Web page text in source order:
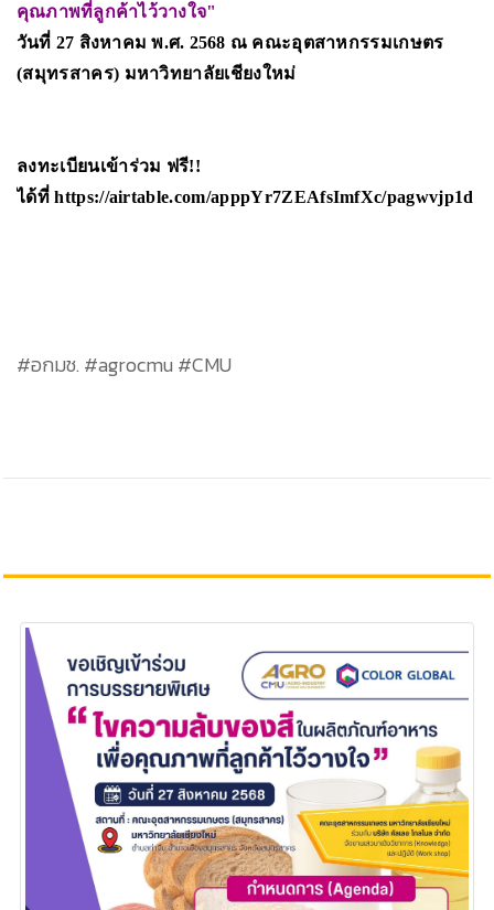
คุณภาพที่ลูกค้าไว้วางใจ"
วันที่ 27 สิงหาคม พ.ศ. 2568 ณ คณะอุตสาหกรรมเกษตร
(สมุทรสาคร) มหาวิทยาลัยเชียงใหม่
ลงทะเบียนเข้าร่วม ฟรี!!
ได้ที่https://airtable.com/apppYr7ZEAfsImfXc/
#อกมช. #agrocmu #CMU